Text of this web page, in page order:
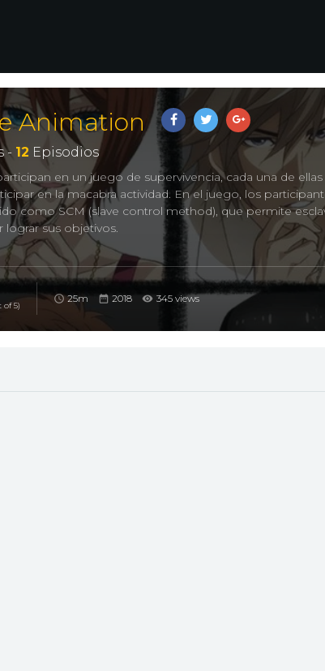
Animation
- 12 Episodios
en un juego de supervivencia, cada una de
en la macabra actividad. En el juego, los
como SCM (slave control method), que permite
sus objetivos.
no Dorei, Dorei-ku: Boku to 23-nin no Dorei ,
of 5)
25m 2018 345 views